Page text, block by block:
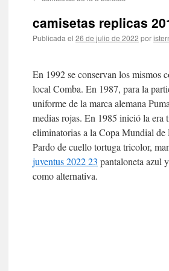
contenido
camisetas replicas
Publicada el 26 de julio de 2022 por
En 1992 se conservan los mismos
local Comba. En 1987, para la
uniforme de la marca alemana
medias rojas. En 1985 inició la
eliminatorias a la Copa Mundial
Pardo de cuello tortuga tricolor,
juventus 2022 23 pantaloneta azul
como alternativa.